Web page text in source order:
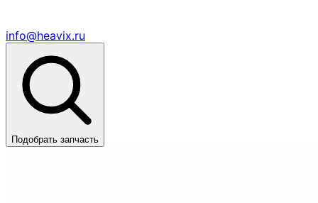
info@heavix.ru
Подобрать запчасть